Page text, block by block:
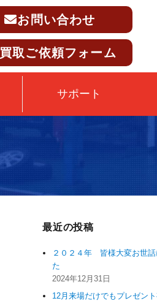
お問い合わせ
買取ご依頼フォーム
サポート
最近の投稿
２０２４年 皆様大変お世話
た
2024年12月31日
12月来場だけでもプレゼン